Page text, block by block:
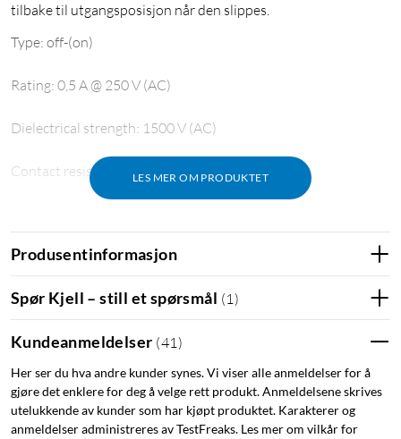
tilbake til utgangsposisjon når den slippes.
LES MER OM PRODUKTET
Type: off-(on)
Rating: 0,5 A @ 250 V (AC)
Dielectrical strength: 1500 V (AC)
Contact resistance: 30 mohm max.
Produsentinformasjon
Spør Kjell – still et spørsmål (1 )
Kundeanmeldelser (41 )
Her ser du hva andre kunder synes. Vi viser alle anmeldelser for å
gjøre det enklere for deg å velge rett produkt. Anmeldelsene skrives
utelukkende av kunder som har kjøpt produktet. Karakterer og
anmeldelser administreres av TestFreaks. Les mer om vilkår for